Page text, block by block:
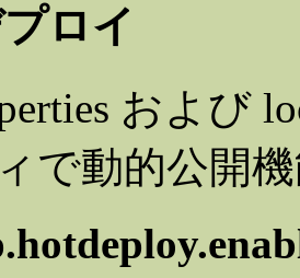
ロイ
および
で動的公開